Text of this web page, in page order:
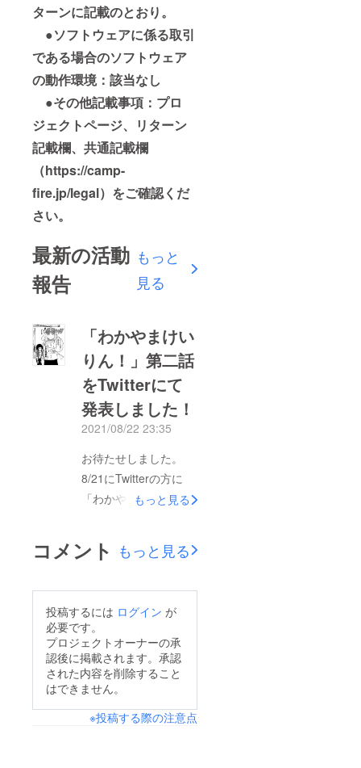
ターンに記載のとおり。
●ソフトウェアに係る取引
である場合のソフトウェア
の動作環境：該当なし
●その他記載事項：プロ
ジェクトページ、リターン
記載欄、共通記載欄
（https://camp-
fire.jp/legal）をご確認くだ
さい。
最新の活動
報告
もっと
見る
「わかやまけい
りん！」第二話
をTwitterにて
発表しました！
2021/08/22 23:35
お待たせしました。
8/21にTwitterの方に
「わかやまけいり
しました。二話目の話
は、和歌山競輪の方々
ます。よろしければご
覧くださ
い。 https://twitter.com
/yieY0xAMkICXa0k/sta
1672
もっと見る
コメント もっと見る
投稿するには ログイン が
必要です。
プロジェクトオーナーの承
認後に掲載されます。承認
された内容を削除すること
はできません。
※投稿する際の注意点